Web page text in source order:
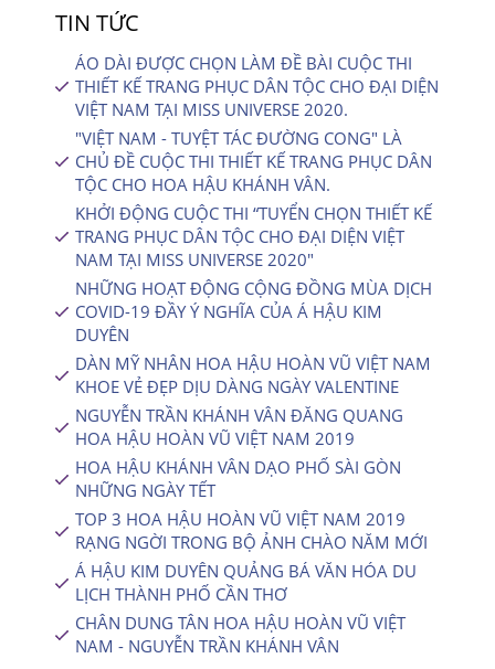
TIN TỨC
ÁO DÀI ĐƯỢC CHỌN LÀM ĐỀ BÀI CUỘC THI
THIẾT KẾ TRANG PHỤC DÂN TỘC CHO ĐẠI DIỆN
VIỆT NAM TẠI MISS UNIVERSE 2020.
"VIỆT NAM - TUYỆT TÁC ĐƯỜNG CONG" LÀ
CHỦ ĐỀ CUỘC THI THIẾT KẾ TRANG PHỤC DÂN
TỘC CHO HOA HẬU KHÁNH VÂN.
KHỞI ĐỘNG CUỘC THI “TUYỂN CHỌN THIẾT KẾ
TRANG PHỤC DÂN TỘC CHO ĐẠI DIỆN VIỆT
NAM TẠI MISS UNIVERSE 2020″
NHỮNG HOẠT ĐỘNG CỘNG ĐỒNG MÙA DỊCH
COVID-19 ĐẦY Ý NGHĨA CỦA Á HẬU KIM
DUYÊN
DÀN MỸ NHÂN HOA HẬU HOÀN VŨ VIỆT NAM
KHOE VẺ ĐẸP DỊU DÀNG NGÀY VALENTINE
NGUYỄN TRẦN KHÁNH VÂN ĐĂNG QUANG
HOA HẬU HOÀN VŨ VIỆT NAM 2019
HOA HẬU KHÁNH VÂN DẠO PHỐ SÀI GÒN
NHỮNG NGÀY TẾT
TOP 3 HOA HẬU HOÀN VŨ VIỆT NAM 2019
RẠNG NGỜI TRONG BỘ ẢNH CHÀO NĂM MỚI
Á HẬU KIM DUYÊN QUẢNG BÁ VĂN HÓA DU
LỊCH THÀNH PHỐ CẦN THƠ
CHÂN DUNG TÂN HOA HẬU HOÀN VŨ VIỆT
NAM - NGUYỄN TRẦN KHÁNH VÂN